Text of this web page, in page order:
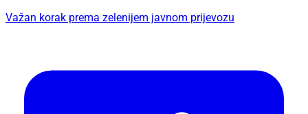
Važan korak prema zelenijem javnom prijevozu